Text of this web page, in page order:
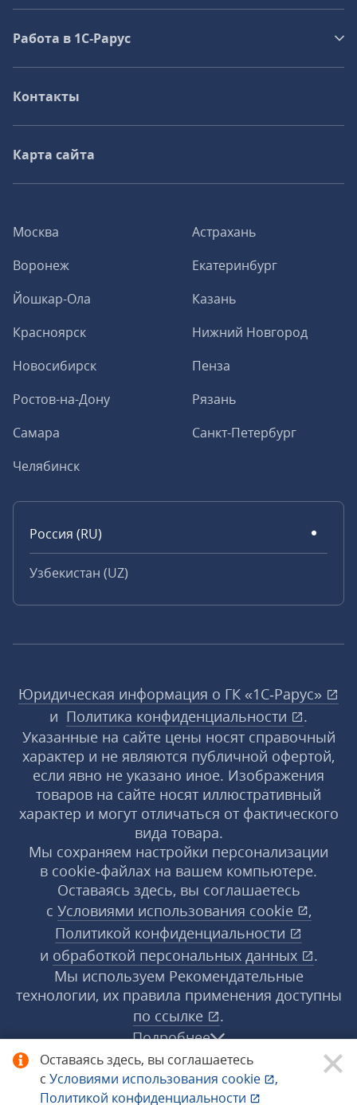
Оставаясь здесь, вы соглашаетесь
с Условиями использования cookie
,
Политикой конфиденциальности
Москва
Астрахань
Воронеж
Екатеринбург
Йошкар-Ола
Казань
Красноярск
Нижний Новгород
Новосибирск
Пенза
Ростов-на-Дону
Рязань
Самара
Санкт-Петербург
Челябинск
Россия (RU)
Узбекистан (UZ)
Работа в 1С‑Рарус
Контакты
Карта сайта
Юридическая информация о ГК «1С‑Рарус»
и Политика конфиденциальности
.
Указанные на сайте цены носят справочный
характер и не являются публичной офертой,
если явно не указано иное. Изображения
товаров на сайте носят иллюстративный
характер и могут отличаться от фактического
вида товара.
Мы сохраняем настройки персонализации
в cookie‑файлах на вашем компьютере.
Оставаясь здесь, вы соглашаетесь
с Условиями использования cookie
,
Политикой конфиденциальности
и обработкой персональных данных
.
Мы используем Рекомендательные
технологии, их правила применения доступны
по ссылке
.
Подробнее
© 1998−2026 «1С‑Рарус» ®. Все права